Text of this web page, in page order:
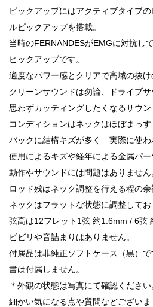
ピックアップにはアクティブタイプ
ルピックアップを搭載。
当時のFERNANDESがEMGに対抗し
ピックアップです。
適度なパワー感とクリアで高域の抜け
クリーンサウンドは勿論、ドライブサ
思わずカッティングしたくなるサウン
コンディションはネックはほぼまっす
バックに結構キズが多く 実際に使わ
使用によるキズや経年による金属パー
動作やサウンドには問題はありません
ロッド残はネック調整を行える程の余
ネックはフラットな状態に調整してお
弦高は12フレット1弦 約1.6mm / 6弦
ビビリや音詰まりはありません。
付属品は非純正ソフトケース（黒）
書は付属しません。
＊外観の状態は写真にて確認ください
細かい気になる点や質問などござい